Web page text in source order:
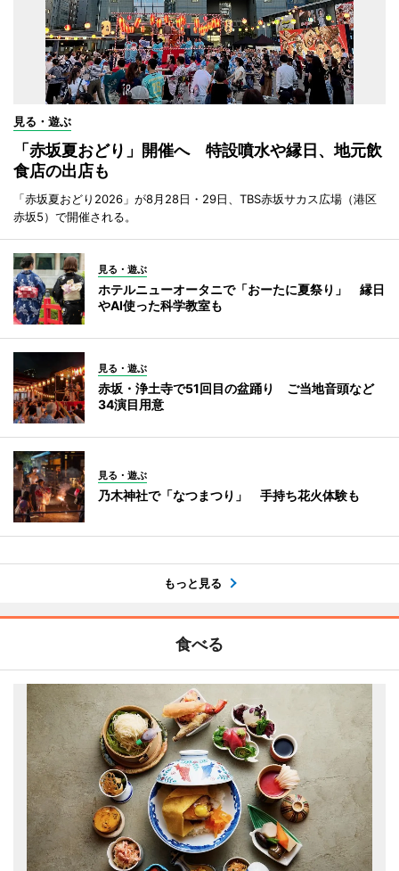
見る・遊ぶ
「赤坂夏おどり」開催へ 特設噴水や縁日、地元飲
食店の出店も
「赤坂夏おどり2026」が8月28日・29日、TBS赤坂サカス広場（港区
赤坂5）で開催される。
見る・遊ぶ
ホテルニューオータニで「おーたに夏祭り」 縁日
やAI使った科学教室も
見る・遊ぶ
赤坂・浄土寺で51回目の盆踊り ご当地音頭など
34演目用意
見る・遊ぶ
乃木神社で「なつまつり」 手持ち花火体験も
もっと見る
食べる